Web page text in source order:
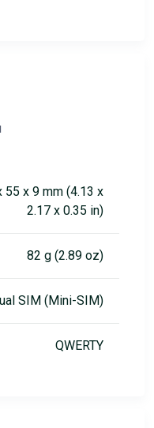
55 x 9 mm (4.13 x
2.17 x 0.35 in)
82 g (2.89 oz)
SIM (Mini-SIM)
QWERTY